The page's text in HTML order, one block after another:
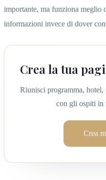
importante, ma funziona meglio
informazioni invece di dover
Crea la tua
Riunisci programma,
con gli ospiti in
Crea